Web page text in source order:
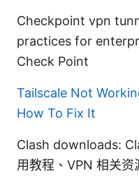
Checkpoint vpn
practices for
Check Point
Tailscale Not
How To Fix It
Clash downloads:
用教程、VPN 相关资